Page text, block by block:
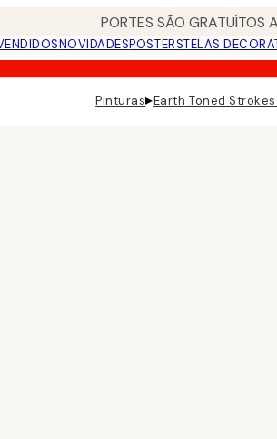
PORTES SÃO GRATUÍTOS
NOVIDADESPOSTERSTELAS
Pinturas▸Earth Toned